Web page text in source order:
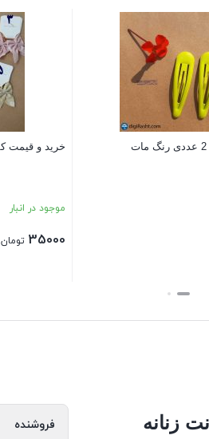
خرید و قیمت
موجود در انبار
35000 تومان
فروشنده